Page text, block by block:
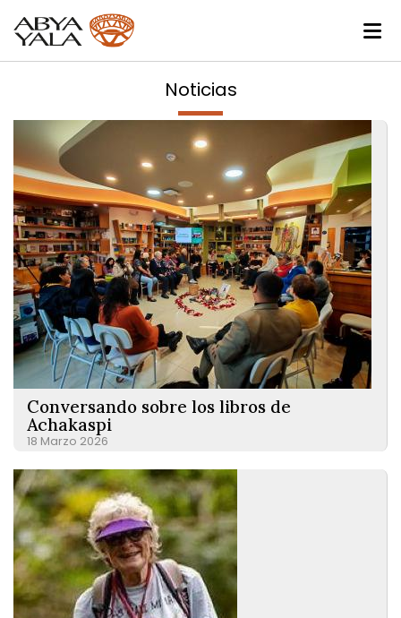
Noticias
Conversando sobre los libros de
Achakaspi
18 Marzo 2026